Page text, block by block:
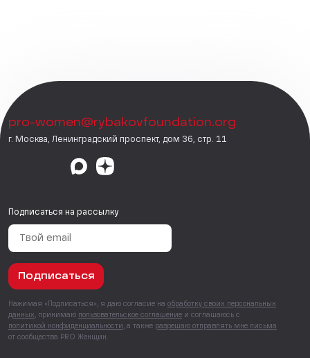
pro-women@rybakovfoundation.org
г. Москва, Ленинградский проспект, дом 36, стр. 11
Подписаться на рассылку
Подписаться
Нажимая «Подписаться», я даю согласие на обработку своих персональных
данных , принимаю пользовательское соглашение и соглашаюсь с
политикой конфиденциальности , а также разрешаю отправлять мне письма
от сообщества PRO Женщин.